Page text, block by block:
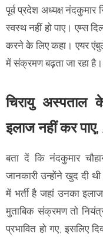
पूर्व प्रदेश अध्यक्ष नंदकुमार
स्वस्थ नहीं हो पाए। एम्स
करने के लिए कहा। एयर
में संक्रमण बढ़ता जा रहा है।
चिरायु अस्पताल
इलाज नहीं कर
बता दें कि नंदकुमार
जानकारी उन्होंने खुद दी
में भर्ती है जहां उनका
मुताबिक संक्रमण तो
प्रभावित हो गए, इसलिए